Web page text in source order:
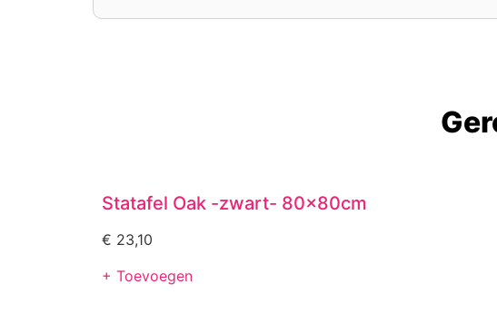
Statafel Oak -zwart- 80x80cm
€ 23,10
+ Toevoegen